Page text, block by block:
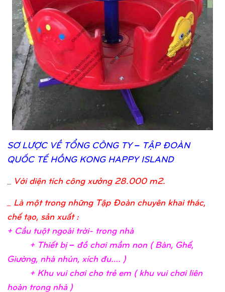
SƠLƯỢC VỀTỔNG CÔNG TY – TẬP ĐOÀN
QUỐC TẾHỒNG KONG HAPPY ISLAND
Với diện tích công xưởng 28.000 m2.
_ Là một trong những Tập Đoàn chuyên khai thác,
chế tạo, sản xuất :
+ Cầu tuột ngoài trời- trong nhà
+ Thiết bị– đồchơi mầm non ( Bàn, Ghế,
Giường, nhà nhún, xích đu…. )
+ Khu vui chơi cho trẻem ( khu vui chơi liên
hoàn trong nhà )